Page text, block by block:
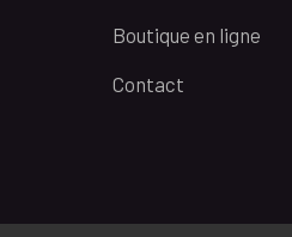
Boutique en ligne
Contact